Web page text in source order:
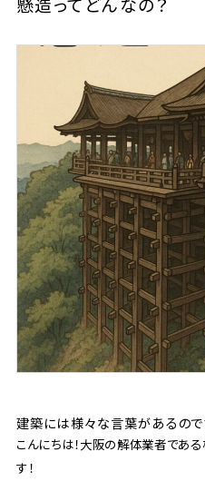
建築には様々な言葉があるの
こんにちは！大阪の解体業者であ
す！